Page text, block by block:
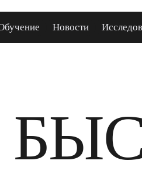
Новости